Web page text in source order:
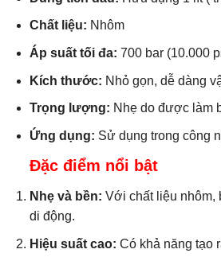
Chất liệu: Nhôm
Áp suất tối đa: 700 bar (10.000
Kích thước: Nhỏ gọn, dễ dàng
Trọng lượng: Nhẹ do được làm
Ứng dụng: Sử dụng trong công
Đặc điểm nổi bật
Nhẹ và bền: Với chất liệu nhôm,
di động.
Hiệu suất cao: Có khả năng tạo